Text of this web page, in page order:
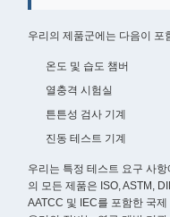
우리의 제품군에는 다음이 포
온도 및 습도 챔버
열충격 시험실
튼튼성 검사 기계
진동 테스트 기계
우리는 특정 테스트 요구 사
의 모든 제품은 ISO, ASTM,
AATCC 및 IEC를 포함한 국